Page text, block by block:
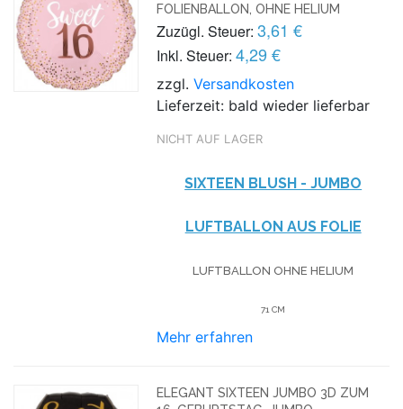
FOLIENBALLON, OHNE HELIUM
Zuzügl. Steuer: 3,61 €
Inkl. Steuer: 4,29 €
zzgl.Versandkosten
Lieferzeit: bald wieder lieferbar
NICHT AUF LAGER
SIXTEEN BLUSH - JUMBO
LUFTBALLON AUS FOLIE
LUFTBALLON OHNE HELIUM
71 CM
Mehr erfahren
ELEGANT SIXTEEN JUMBO 3D ZUM